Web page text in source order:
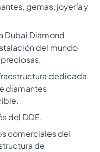
gemas, joyería y
Dubai Diamond
del mundo
dedicada
diamantes
del DDE.
comerciales del
de